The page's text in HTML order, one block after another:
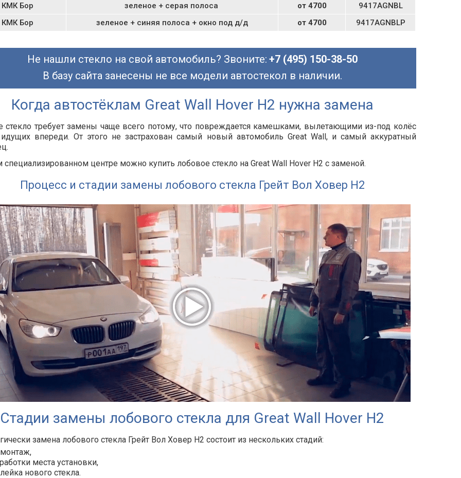
КМК Бор
зеленое + серая полоса от 4700
9417AGNBL
КМК Бор
зеленое + синяя полоса + окно под д/д от 4700 9417AGNBLP
Не нашли стекло на свой автомобиль? Звоните: +7 (495) 150-38-50
В базу сайта занесены не все модели автостекол в наличии.
Когда автостёклам Great Wall Hover H2 нужна замена
стекло требует замены чаще всего потому, что повреждается камешками, вылетающими из-под колёс
впереди. От этого не застрахован самый новый автомобиль Great Wall, и самый аккуратный
центре можно купить лобовое стекло на Great Wall Hover H2 с заменой.
Процесс и стадии замены лобового стекла Грейт Вол Ховер Н2
Стадии замены лобового стекла для Great Wall Hover H2
замена лобового стекла Грейт Вол Ховер Н2 состоит из нескольких стадий:
места установки,
нового стекла.